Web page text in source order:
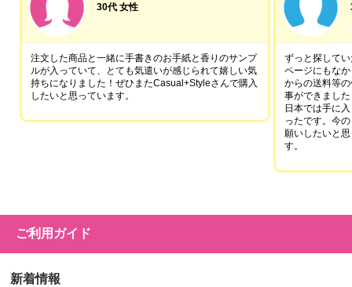
30代 女性
注文した商品と一緒に手書きのお手紙と香りのサンプ
ルが入っていて、とても気遣いが感じられて嬉しい気
持ちになりました！ぜひまたCasual+Styleさんで購入
したいと思っています。
ずっと探して
ページにもな
からの送料等
事ができました
日本では手に
ったです。今
願いしたいと
す。
ご利用ガイド
新着情報